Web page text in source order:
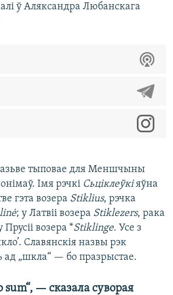
ў Аляксандра Любанскага
тыповае для Меншчыны
Імя рэчкі Сьціклеўкіяўна
гэта возера Stiklius, рэчка
; у Латвіі возера Stiklezers, рака
Прусіі возера *Stiklinge. Усе з
Славянскія назвы рэк
„шкла“ — бо празрыстае.
sum“, — сказала суворая